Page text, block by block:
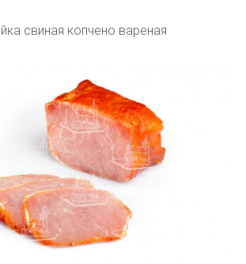
свиная копчено вареная